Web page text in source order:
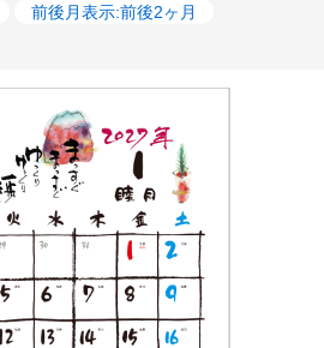
前後月表示:前後2ヶ月